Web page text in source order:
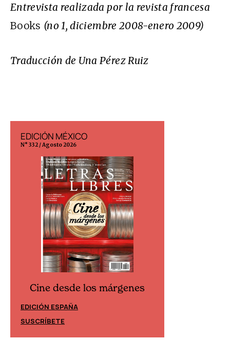
Entrevista realizada por la revista francesa
Books (no 1, diciembre 2008-enero 2009)
Traducción de Una Pérez Ruiz
EDICIÓN MÉXICO
N° 332 / Agosto 2026
Cine desde los márgenes
EDICIÓN ESPAÑA
SUSCRÍBETE